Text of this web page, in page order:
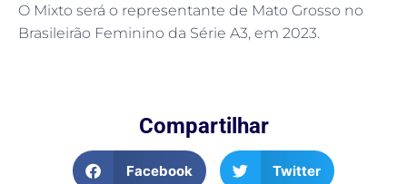
O Mixto será o representante de Mato Grosso no
Brasileirão Feminino da Série A3, em 2023.
Compartilhar
Facebook Twitter